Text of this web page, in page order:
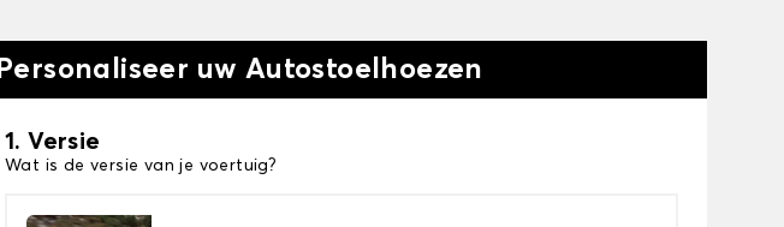
Personaliseer uw Autostoelhoezen
1. Versie
Wat is de versie van je voertuig?